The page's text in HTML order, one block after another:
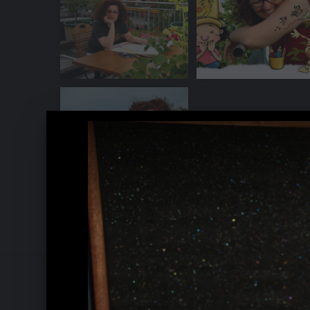
Der kleine König –